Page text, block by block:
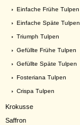
› Einfache Frühe Tulpen
› Einfache Späte Tulpen
› Triumph Tulpen
› Gefüllte Frühe Tulpen
› Gefüllte Späte Tulpen
› Fosteriana Tulpen
› Crispa Tulpen
Krokusse
Saffron